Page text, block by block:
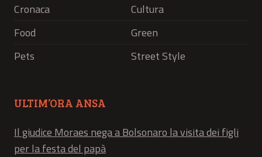
Cronaca
Cultura
Food
Green
Pets
Street Style
ULTIM’ORA ANSA
Il giudice Moraes nega a Bolsonaro la visita dei figli
per la festa del papà